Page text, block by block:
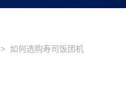
> 如何选购寿司饭团机